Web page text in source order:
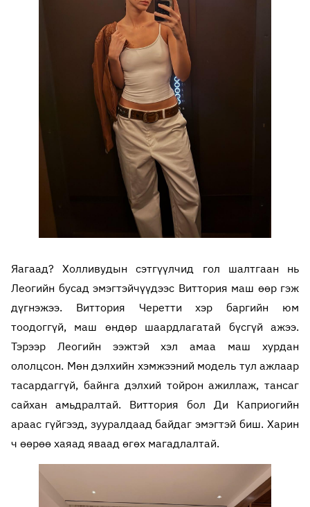
Яагаад? Холливудын сэтгүүлчид гол шалтгаан нь
Леогийн бусад эмэгтэйчүүдээс Виттория маш өөр гэж
дүгнэжээ. Виттория Черетти хэр баргийн юм
тоодоггүй, маш өндөр шаардлагатай бүсгүй ажээ.
Тэрээр Леогийн ээжтэй хэл амаа маш хурдан
ололцсон. Мөн дэлхийн хэмжээний модель тул ажлаар
тасардаггүй, байнга дэлхий тойрон ажиллаж, тансаг
сайхан амьдралтай. Виттория бол Ди Каприогийн
араас гүйгээд, зууралдаад байдаг эмэгтэй биш. Харин
ч өөрөө хаяад яваад өгөх магадлалтай.